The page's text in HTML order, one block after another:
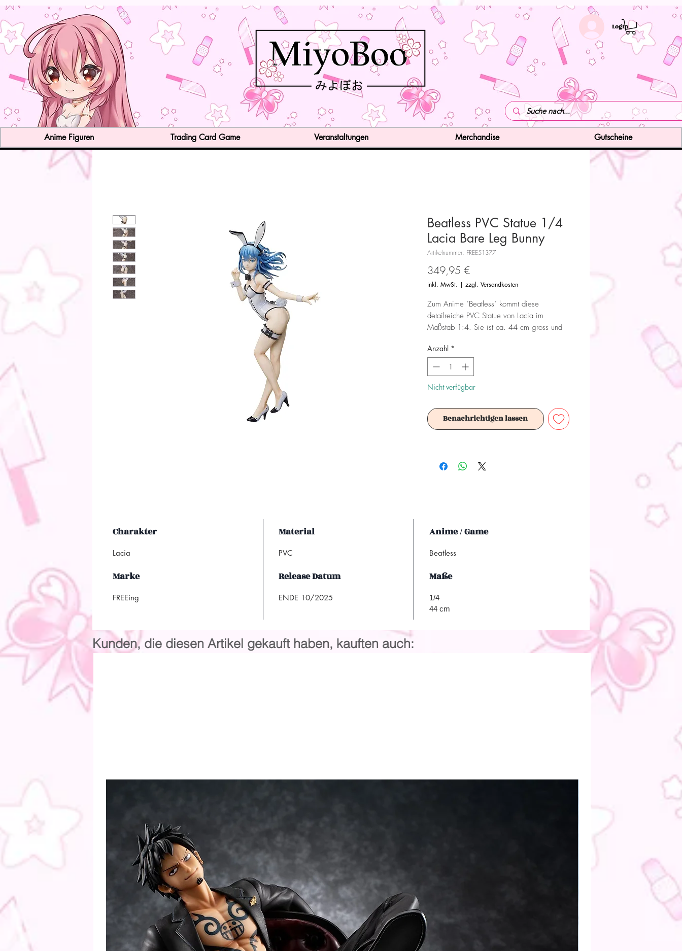
LogIn
Beatless PVC Statue 1/4
Lacia Bare Leg Bunny
Artikelnummer: FREE51377
349,95 €Preis
inkl. MwSt. | zzgl. Versandkosten
Zum Anime ´Beatless´ kommt diese
detailreiche PVC Statue von Lacia im
Maßstab 1:4. Sie ist ca. 44 cm gross und
Achtung! Dieses Produkt ist kein Spielzeug.
Es ist für Sammler ab 15+ Jahren geeignet.
Anzahl *
Nicht verfügbar
Benachrichtigen lassen
Charakter
Lacia
Material
PVC
Anime / Game
Beatless
Marke
FREEing
Release Datum
ENDE 10/2025
Maße
1/4
44 cm
Kunden, die diesen Artikel gekauft haben, kauften auch:
Anime Figuren Trading Card Game Veranstaltungen Merchandise Gutscheine